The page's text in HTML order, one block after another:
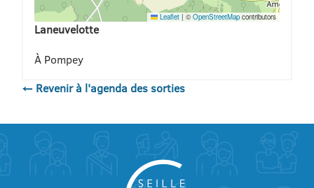
Leaflet | ©OpenStreetMap contributors
Laneuvelotte
À Pompey
← Revenir à l'agenda des sorties